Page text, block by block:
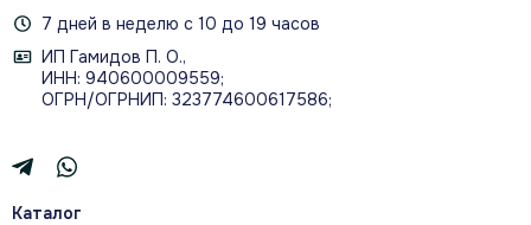
7 дней в неделю с 10 до 19 часов
ИП Гамидов П. О.,
ИНН: 940600009559;
ОГРН/ОГРНИП: 323774600617586;
Каталог